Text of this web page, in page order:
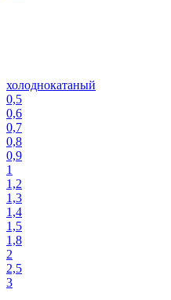
холоднокатаный
0,5
0,6
0,7
0,8
0,9
1
1,2
1,3
1,4
1,5
1,8
2
2,5
3